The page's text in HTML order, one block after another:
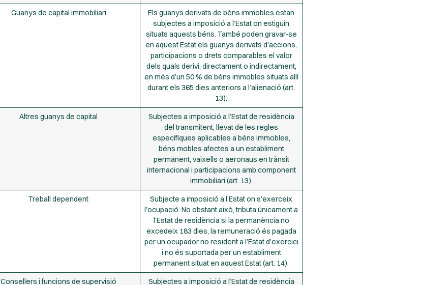
Guanys de capital immobiliari
Els guanys derivats de béns immobles estan
subjectes a imposició a l’Estat on estiguin
situats aquests béns. També poden gravar-se
en aquest Estat els guanys derivats d’accions,
participacions o drets comparables el valor
dels quals derivi, directament o indirectament,
en més d’un 50 % de béns immobles situats allí
durant els 365 dies anteriors a l’alienació (art.
13).
Altres guanys de capital
Subjectes a imposició a l’Estat de residència
del transmitent, llevat de les regles
específiques aplicables a béns immobles,
béns mobles afectes a un establiment
permanent, vaixells o aeronaus en trànsit
internacional i participacions amb component
immobiliari (art. 13).
Treball dependent
Subjecte a imposició a l’Estat on s’exerceix
l’ocupació. No obstant això, tributa únicament a
l’Estat de residència si la permanència no
excedeix 183 dies, la remuneració és pagada
per un ocupador no resident a l’Estat d’exercici
i no és suportada per un establiment
permanent situat en aquest Estat (art. 14).
Consellers i funcions de supervisió
Subjectes a imposició a l’Estat de residència